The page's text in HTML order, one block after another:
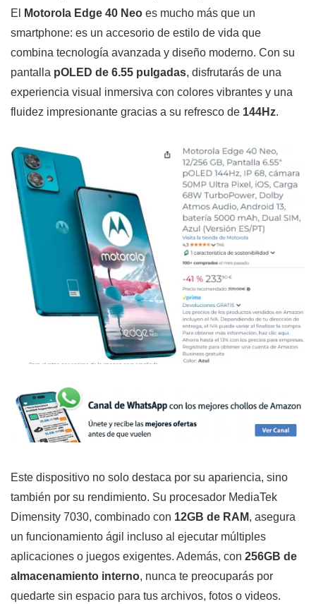
El
Motorola Edge 40 Neo es mucho más que un
smartphone: es un accesorio de estilo de vida que
combina tecnología avanzada y diseño moderno. Con su
pantalla pOLED de 6.55 pulgadas, disfrutarás de una
experiencia visual inmersiva con colores vibrantes y una
fluidez impresionante gracias a su refresco de 144Hz.
Este dispositivo no solo destaca por su apariencia, sino
también por su rendimiento. Su procesador MediaTek
Dimensity 7030, combinado con 12GB de RAM, asegura
un funcionamiento ágil incluso al ejecutar múltiples
aplicaciones o juegos exigentes. Además, con 256GB de
almacenamiento interno, nunca te preocuparás por
quedarte sin espacio para tus archivos, fotos o videos.